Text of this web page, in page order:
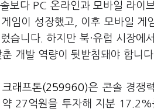
보다 PC 온라인과 모바일 라이
임이 성장했고, 이후 모바일
습니다. 하지만 북·유럽 시장
개발 역량이 뒷받침돼야 합니다.
크래프톤(259960)은 콘솔 경쟁
27억원을 투자해 지분